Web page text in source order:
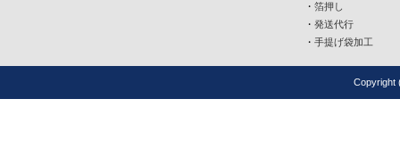
・ 箔押し
・ 発送代行
・ 手提げ袋加工
Copyright